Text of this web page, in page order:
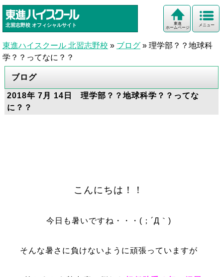
北習志野校 オフィシャルサイト メニュー
東進
ホームページ
東進ハイスクール 北習志野校 » ブログ » 理学部？？地球科
学？？ってなに？？
ブログ
2018年 7月 14日 理学部？？地球科学？？ってな
に？？
こんにちは！！
今日も暑いですね・・・(；´Д｀)
そんな暑さに負けないように頑張っていますが